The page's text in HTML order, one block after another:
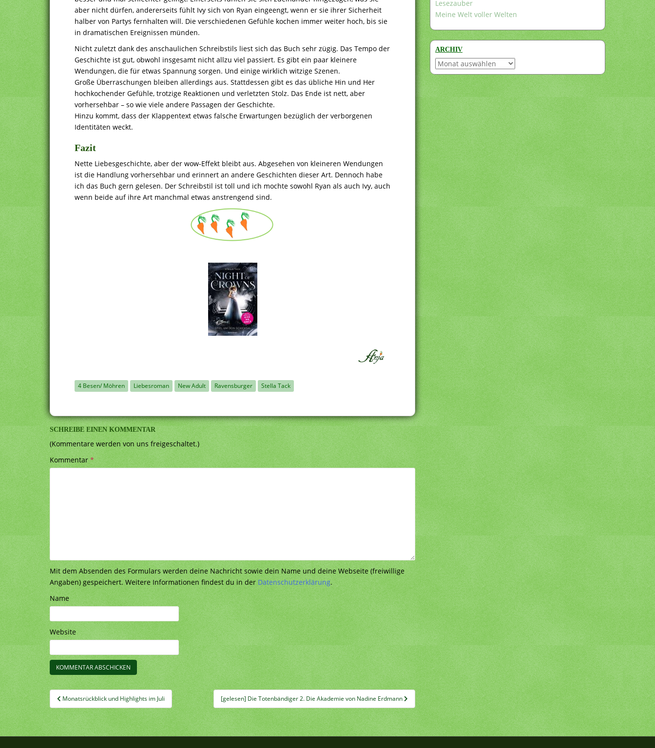
aber nicht dürfen, andererseits fühlt Ivy sich von Ryan eingeengt, wenn er sie ihrer Sicherheit
halber von Partys fernhalten will. Die verschiedenen Gefühle kochen immer weiter hoch, bis sie
in dramatischen Ereignissen münden.
Nicht zuletzt dank des anschaulichen Schreibstils liest sich das Buch sehr zügig. Das Tempo der
Geschichte ist gut, obwohl insgesamt nicht allzu viel passiert. Es gibt ein paar kleinere
Wendungen, die für etwas Spannung sorgen. Und einige wirklich witzige Szenen.
Große Überraschungen bleiben allerdings aus. Stattdessen gibt es das übliche Hin und Her
hochkochender Gefühle, trotzige Reaktionen und verletzten Stolz. Das Ende ist nett, aber
vorhersehbar – so wie viele andere Passagen der Geschichte.
Hinzu kommt, dass der Klappentext etwas falsche Erwartungen bezüglich der verborgenen
Identitäten weckt.
Fazit
Nette Liebesgeschichte, aber der wow-Effekt bleibt aus. Abgesehen von kleineren Wendungen
ist die Handlung vorhersehbar und erinnert an andere Geschichten dieser Art. Dennoch habe
ich das Buch gern gelesen. Der Schreibstil ist toll und ich mochte sowohl Ryan als auch Ivy, auch
wenn beide auf ihre Art manchmal etwas anstrengend sind.
4 Besen/ Möhren Liebesroman New Adult Ravensburger Stella Tack
SCHREIBE EINEN KOMMENTAR
(Kommentare werden von uns freigeschaltet.)
Kommentar*
Mit dem Absenden des Formulars werden deine Nachricht sowie dein Name und deine Webseite (freiwillige
Angaben) gespeichert. Weitere Informationen findest du in derDatenschutzerklärung.
Name
Website
Beitragsnavigation
Monatsrückblick und Highlights im Juli [gelesen] Die Totenbändiger 2. Die Akademie von Nadine Erdmann
Lesezauber
Meine Welt voller Welten
ARCHIV
Archiv